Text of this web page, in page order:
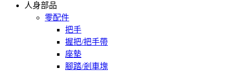
人身部品
零配件
把手
握把/把手帶
座墊
腳踏/剎車塊